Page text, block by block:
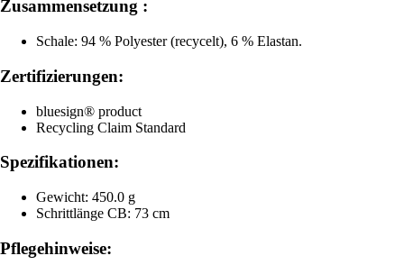
Zusammensetzung :
Schale: 94 % Polyester (recycelt), 6 % Elastan.
Zertifizierungen:
bluesign® product
Recycling Claim Standard
Spezifikationen:
Gewicht: 450.0 g
Schrittlänge CB: 73 cm
Pflegehinweise: